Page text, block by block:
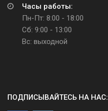
Часы работы:
Пн-Пт: 8:00 - 18:00
Сб: 9:00 - 13:00
Вс: выходной
ПОДПИСЫВАЙТЕСЬ НА НАС: